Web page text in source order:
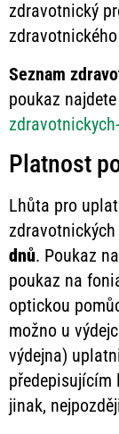
zdravotnický
Seznam
poukaz najdete
Platnost
Lhůta pro
dnů. Poukaz
poukaz na
optickou
možno u
výdejna)
předepisujícím
jinak,